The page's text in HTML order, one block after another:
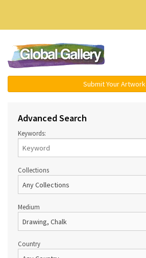
Submit Your Artwork
Advanced Search
Keywords:
Collections
Medium
Country